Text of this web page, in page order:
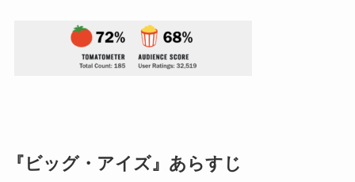
『ビッグ・アイズ』あらすじ